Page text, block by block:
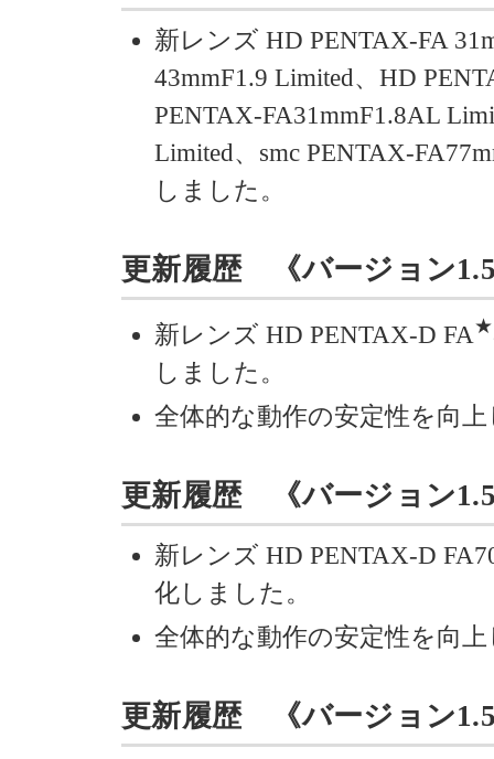
新レンズ HD PENTAX-FA
43mmF1.9 Limited、HD
PENTAX-FA31mmF1.8AL
Limited、smc PENTAX-
しました。
更新履歴 《バージョン
新レンズ HD PENTAX-D FA★
しました。
全体的な動作の安定性を向
更新履歴 《バージョン
新レンズ HD PENTAX-D
化しました。
全体的な動作の安定性を向
更新履歴 《バージョン